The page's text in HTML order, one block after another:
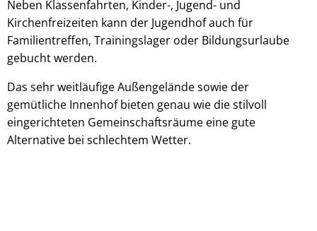
Neben Klassenfahrten, Kinder-, Jugend- und
Kirchenfreizeiten kann der Jugendhof auch für
Familientreffen, Trainingslager oder Bildungsurlaube
gebucht werden.
Das sehr weitläufige Außengelände sowie der
gemütliche Innenhof bieten genau wie die stilvoll
eingerichteten Gemeinschaftsräume eine gute
Alternative bei schlechtem Wetter.